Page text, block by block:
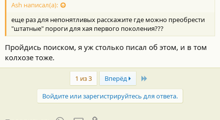
Ash написал(а):
еще раз для непонятливых расскажите где можно преобрести
"штатные" пороги для хая первого поколения???
Пройдись поиском, я уж столько писал об этом, и в том
колхозе тоже.
1 из 3 Вперёд Last
Войдите или зарегистрируйтесь для ответа.